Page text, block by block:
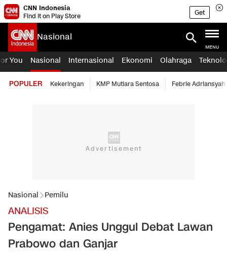
CNN Indonesia
Find it on Play Store
Get
Nasional
MENU
You Nasional Internasional Ekonomi Olahraga
POPULER Kekeringan KMP Mutiara Sentosa Febrie Adriansyah
Nasional Pemilu
ANALISIS
Pengamat: Anies Unggul Debat Lawan
Prabowo dan Ganjar